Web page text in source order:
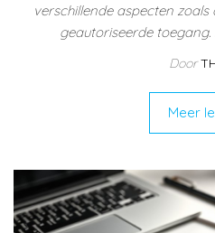
verschillende aspecten
geautoriseerde toegang.
Door
Meer